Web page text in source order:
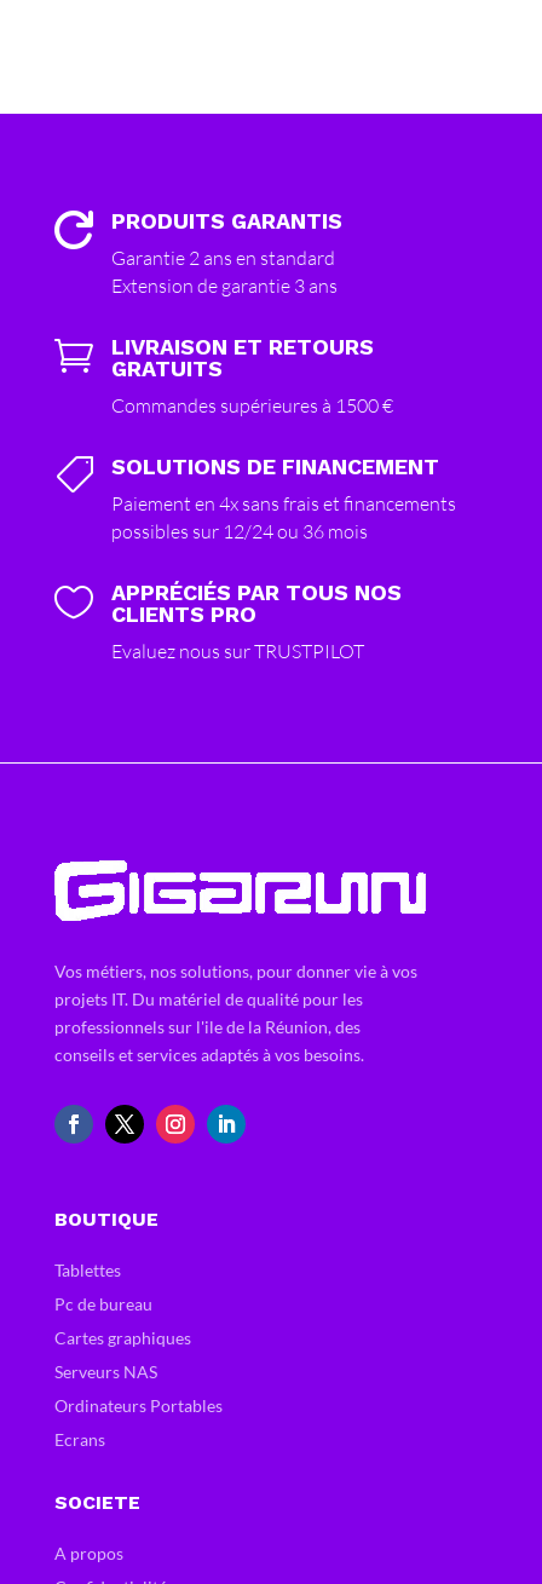
 PRODUITS GARANTIS
Garantie 2 ans en standard
Extension de garantie 3 ans

LIVRAISON ET RETOURS
GRATUITS
Commandes supérieures à 1500 €
 SOLUTIONS DE FINANCEMENT
Paiement en 4x sans frais et financements
possibles sur 12/24 ou 36 mois

APPRÉCIÉS PAR TOUS NOS
CLIENTS PRO
Evaluez nous sur TRUSTPILOT
Vos métiers, nos solutions, pour donner vie à vos
projets IT. Du matériel de qualité pour les
professionnels sur l'ile de la Réunion, des
conseils et services adaptés à vos besoins.
BOUTIQUE
Tablettes
Pc de bureau
Cartes graphiques
Serveurs NAS
Ordinateurs Portables
Ecrans
SOCIETE
A propos